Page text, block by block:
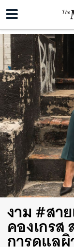
งาม #สา
คองเกรส
การดูแล